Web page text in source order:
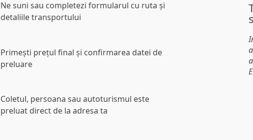
Ne suni sau completezi formularul cu ruta și
detaliile transportului
Primești prețul final și confirmarea datei de
preluare
Coletul, persoana sau autoturismul este
preluat direct de la adresa ta